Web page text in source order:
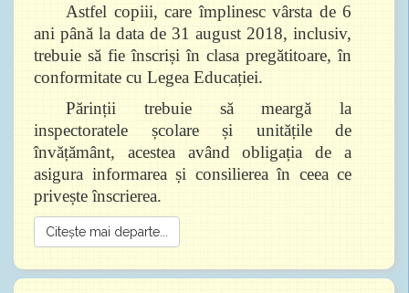
Astfel copiii, care împlinesc vârsta de 6
ani până la data de 31 august 2018, inclusiv,
trebuie să fie înscriși în clasa pregătitoare, în
conformitate cu Legea Educației.
Părinții trebuie să meargă la
inspectoratele școlare și unitățile de
învățământ, acestea având obligația de a
asigura informarea și consilierea în ceea ce
privește înscrierea.
Citește mai departe...